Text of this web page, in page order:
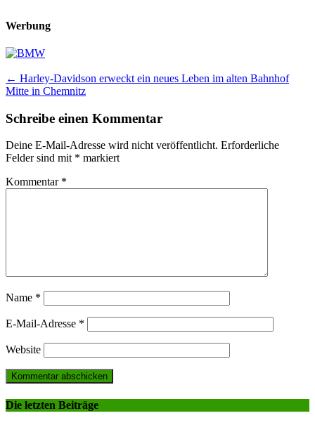
Werbung
Post
navigation
← Harley-Davidson erweckt ein neues Leben im alten Bahnhof
Mitte in Chemnitz
Schreibe einen Kommentar
Deine E-Mail-Adresse wird nicht veröffentlicht. Erforderliche
Felder sind mit * markiert
Kommentar *
Name *
E-Mail-Adresse *
Website
Die letzten Beiträge